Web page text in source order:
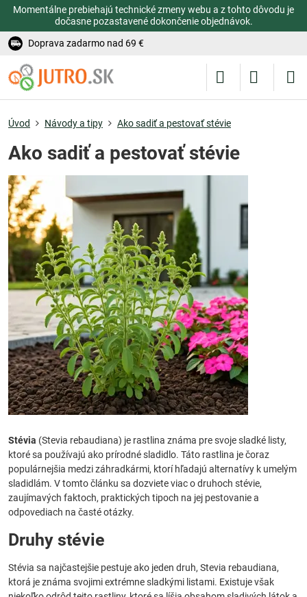
Momentálne prebiehajú technické zmeny webu a z tohto dôvodu je
dočasne pozastavené dokončenie objednávok.
Doprava zadarmo nad 69 €
Úvod Návody a tipy Ako sadiť a pestovať stévie
Ako sadiť a pestovať stévie
Stévia (Stevia rebaudiana) je rastlina známa pre svoje sladké listy,
ktoré sa používajú ako prírodné sladidlo. Táto rastlina je čoraz
populárnejšia medzi záhradkármi, ktorí hľadajú alternatívy k umelým
sladidlám. V tomto článku sa dozviete viac o druhoch stévie,
zaujímavých faktoch, praktických tipoch na jej pestovanie a
odpovediach na časté otázky.
Druhy stévie
Stévia sa najčastejšie pestuje ako jeden druh, Stevia rebaudiana,
ktorá je známa svojimi extrémne sladkými listami. Existuje však